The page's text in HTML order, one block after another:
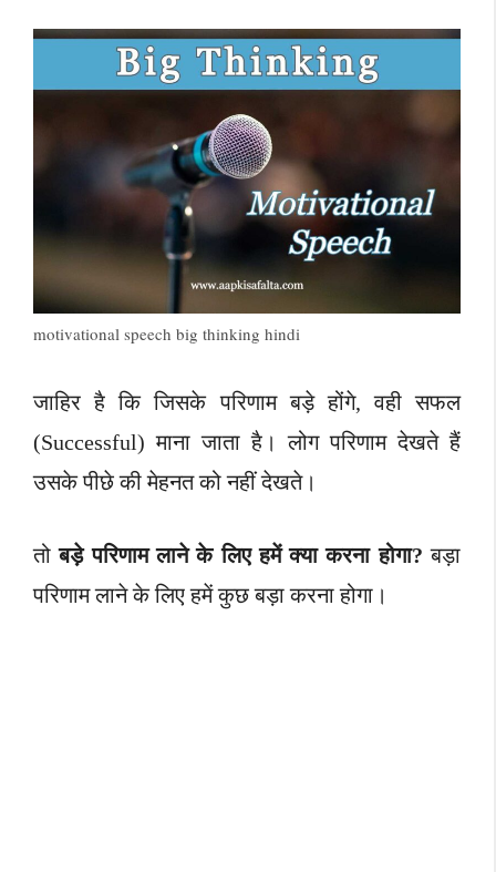
motivational speech big thinking hindi
जाहिर है कि जिसके परिणाम बड़े होंगे, वही सफल
(Successful) माना जाता है। लोग परिणाम देखते हैं
उसके पीछे की मेहनत को नहीं देखते।
तोबड़े परिणाम लाने के लिए हमें क्या करना होगा? बड़ा
परिणाम लाने के लिए हमें कुछ बड़ा करना होगा।